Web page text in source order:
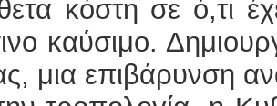
κόστη σε ό,τι
καύσιμο.
μια επιβάρυνση